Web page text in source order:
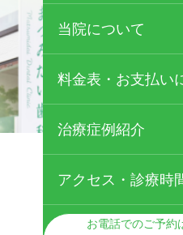
当院について
当院の特徴
院内・設備紹介
料金表・お支払い
治療症例紹介
アクセス・診療時
お電話でのご予約